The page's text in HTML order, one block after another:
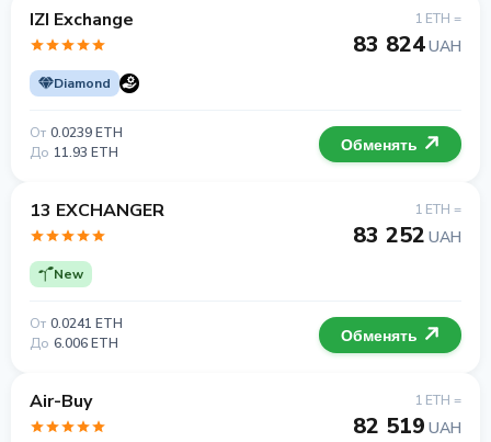
IZI Exchange
Diamond
1 ETH =
83 824UAH
От 0.0239 ETH
До 11.93 ETH Обменять
13 EXCHANGER
New
1 ETH =
83 252 UAH
От 0.0241 ETH
До 6.006 ETH Обменять
Air-Buy 1 ETH =
82 519 UAH